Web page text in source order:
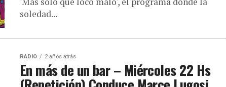
soledad...
RADIO 2 años atrás
En más de un bar – Miércoles 22 Hs